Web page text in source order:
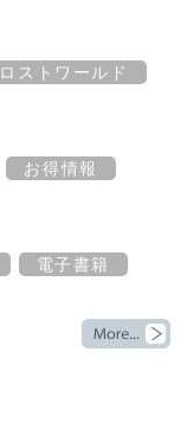
ロストワールド
お得情報
電子書籍